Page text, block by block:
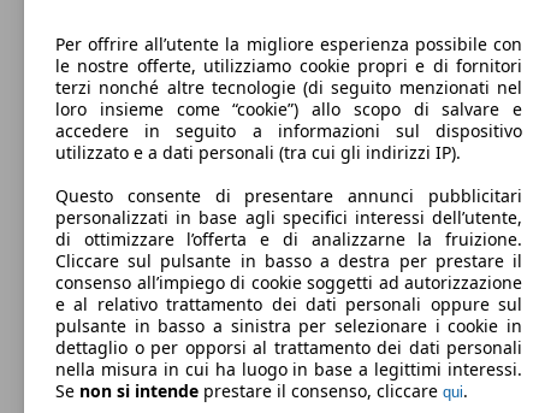
Diesel
Carburante
115 g/km
Emissioni di CO2 (combinato)*
Ø 4.4 l/100km
Per offrire all’utente la migliore esperienza possibile con
le nostre offerte, utilizziamo cookie propri e di fornitori
terzi nonché altre tecnologie (di seguito menzionati nel
loro insieme come “cookie”) allo scopo di salvare e
accedere in seguito a informazioni sul dispositivo
utilizzato e a dati personali (tra cui gli indirizzi IP).
Questo consente di presentare annunci pubblicitari
personalizzati in base agli specifici interessi dell’utente,
di ottimizzare l’offerta e di analizzarne la fruizione.
Cliccare sul pulsante in basso a destra per prestare il
consenso all’impiego di cookie soggetti ad autorizzazione
e al relativo trattamento dei dati personali oppure sul
pulsante in basso a sinistra per selezionare i cookie in
dettaglio o per opporsi al trattamento dei dati personali
nella misura in cui ha luogo in base a legittimi interessi.
Se non si intende prestare il consenso, cliccare qui.